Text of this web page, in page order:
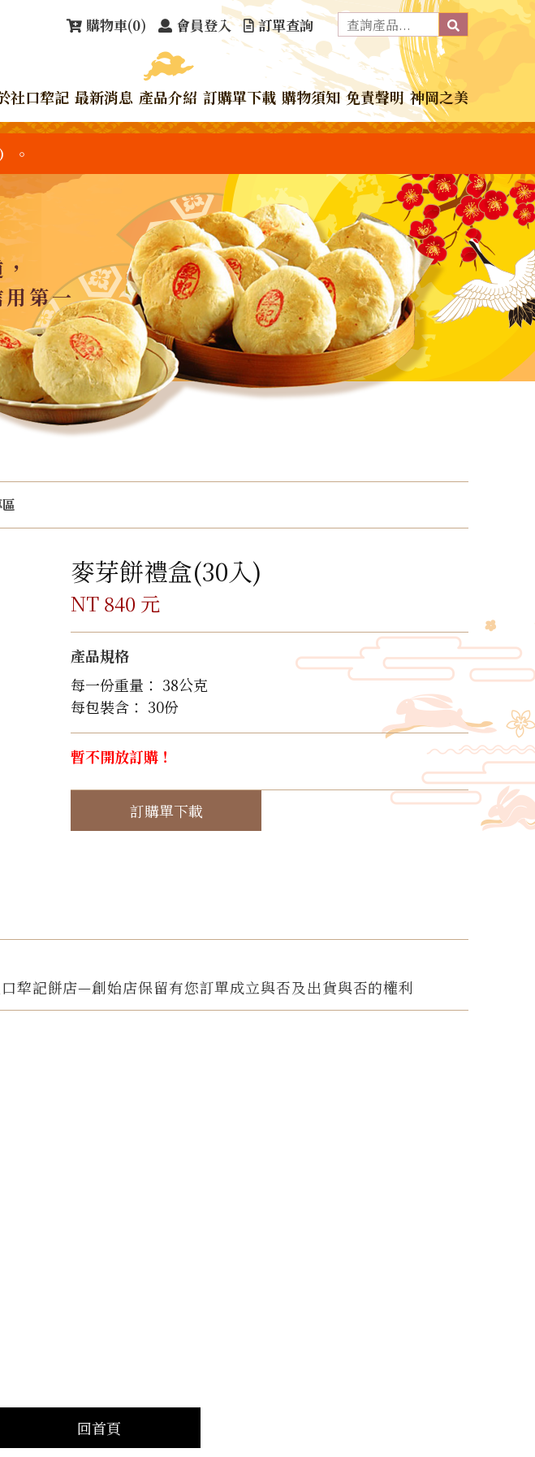
購物車(0) 會員登入 訂單查詢
社口犂記 最新消息 產品介紹 訂購單下載 購物須知 免責聲明 神岡之美
。
用第一
麥芽餅禮盒(30入)
NT 840 元
產品規格
每一份重量： 38公克
每包裝含： 30份
暫不開放訂購！
訂購單下載
犂記餅店—創始店保留有您訂單成立與否及出貨與否的權利
回首頁